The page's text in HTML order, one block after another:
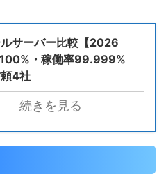
サーバー比較【2026
・稼働率99.999%
4社
続きを見る